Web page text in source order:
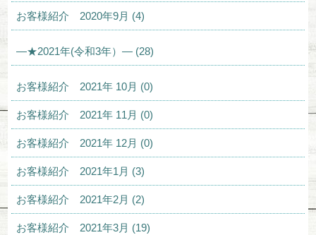
お客様紹介 2020年9月 (4)
—★2021年(令和3年）— (28)
お客様紹介 2021年 10月 (0)
お客様紹介 2021年 11月 (0)
お客様紹介 2021年 12月 (0)
お客様紹介 2021年1月 (3)
お客様紹介 2021年2月 (2)
お客様紹介 2021年3月 (19)